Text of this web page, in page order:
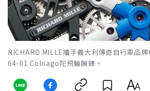
RICHARD MILLE攜手義大利傳奇自行車品
64-01 Colnago陀飛輪腕錶。